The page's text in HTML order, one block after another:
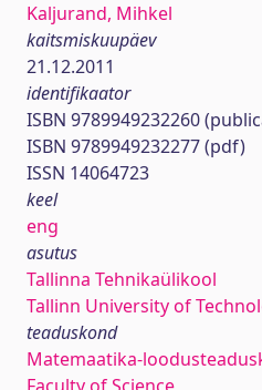
Kaljurand, Mihkel
kaitsmiskuupäev
21.12.2011
identifikaator
ISBN 9789949232260
ISBN 9789949232277 (pdf)
ISSN 14064723
keel
eng
asutus
Tallinna Tehnikaülikool
Tallinn University of
teaduskond
Matemaatika-